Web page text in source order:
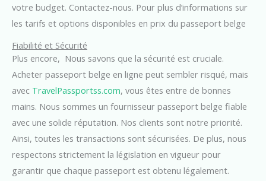
votre budget. Contactez-nous. Pour plus d’informations sur
les tarifs et options disponibles en prix du passeport belge
Fiabilité et Sécurité
Plus encore, Nous savons que la sécurité est cruciale.
Acheter passeport belge en ligne peut sembler risqué, mais
avec TravelPassportss.com, vous êtes entre de bonnes
mains. Nous sommes un fournisseur passeport belge fiable
avec une solide réputation. Nos clients sont notre priorité.
Ainsi, toutes les transactions sont sécurisées. De plus, nous
respectons strictement la législation en vigueur pour
garantir que chaque passeport est obtenu légalement.